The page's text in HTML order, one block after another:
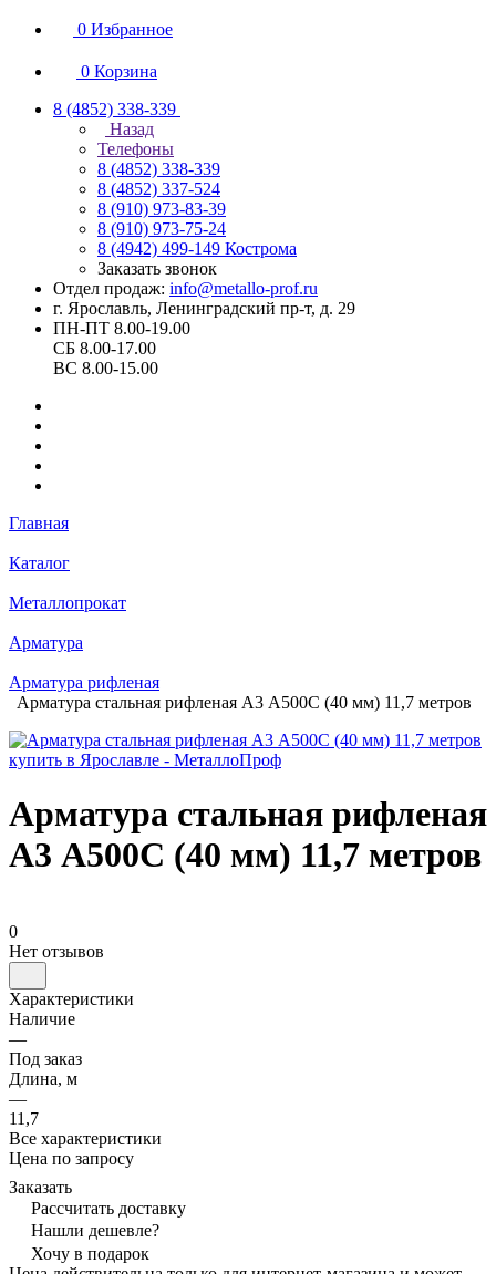
0 Избранное
0 Корзина
8 (4852) 338-339
Назад
Телефоны
8 (4852) 338-339
8 (4852) 337-524
8 (910) 973-83-39
8 (910) 973-75-24
8 (4942) 499-149 Кострома
Заказать звонок
Отдел продаж: info@metallo-prof.ru
г. Ярославль, Ленинградский пр-т, д. 29
ПН-ПТ 8.00-19.00
СБ 8.00-17.00
ВС 8.00-15.00
Главная
Каталог
Металлопрокат
Арматура
Арматура рифленая
Арматура стальная рифленая А3 А500С (40 мм) 11,7 метров
Арматура стальная рифленая
А3 А500С (40 мм) 11,7 метров
0
Нет отзывов
Характеристики
Наличие
—
Под заказ
Длина, м
—
11,7
Все характеристики
Цена по запросу
Заказать
Рассчитать доставку
Нашли дешевле?
Хочу в подарок